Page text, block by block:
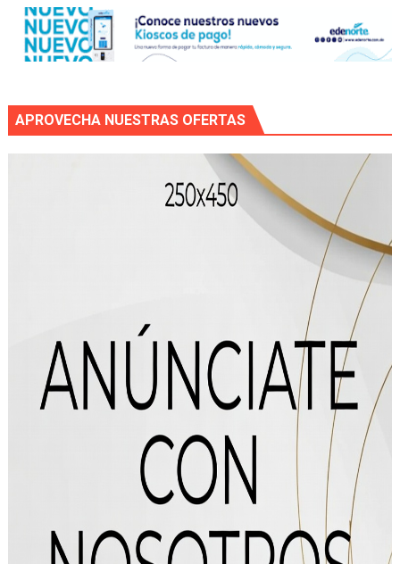
APROVECHA NUESTRAS OFERTAS